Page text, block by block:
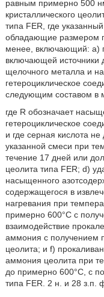
равным примерно 500
кристаллического
типа FER, где
обладающие размером
менее, включающий: а)
включающей источники
щелочного металла и
гетероциклическое
следующим составом в
где R обозначает
гетероциклическое
и где серная кислота
указанной смеси при
течение 17 дней или
цеолита типа FER; d)
насыщенного
содержащегося в
нагревания при
примерно 600°C с
взаимодействие
аммония с получением
цеолита; и f)
аммония цеолита при
до примерно 600°С, с
типа FER. 2 н. и 28 з.п.